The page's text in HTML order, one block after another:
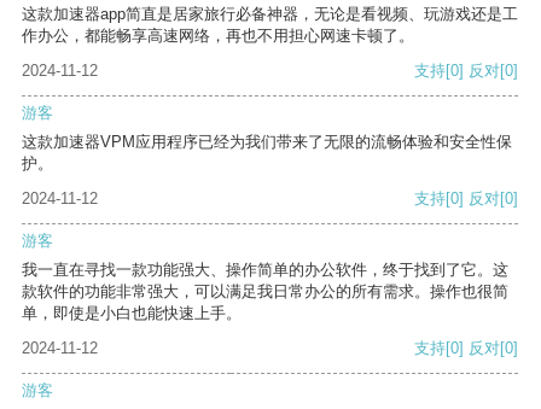
这款加速器app简直是居家旅行必备神器，无论是看视频、玩游戏还是工
作办公，都能畅享高速网络，再也不用担心网速卡顿了。
2024-11-12
支持[0] 反对[0]
游客
这款加速器VPM应用程序已经为我们带来了无限的流畅体验和安全性保
护。
2024-11-12
支持[0] 反对[0]
游客
我一直在寻找一款功能强大、操作简单的办公软件，终于找到了它。这
款软件的功能非常强大，可以满足我日常办公的所有需求。操作也很简
单，即使是小白也能快速上手。
2024-11-12
支持[0] 反对[0]
游客